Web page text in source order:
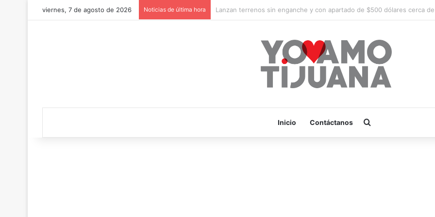
viernes, 7 de agosto de 2026 Noticias de última hora ¡Es hora de apoyar! mañana Zonkeys tendrá su último partido en casa
Inicio Contáctanos